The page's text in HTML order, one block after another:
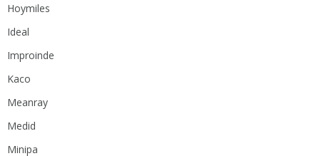
Hoymiles
Ideal
Improinde
Kaco
Meanray
Medid
Minipa